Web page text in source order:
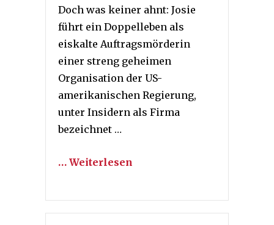
Doch was keiner ahnt: Josie
führt ein Doppelleben als
eiskalte Auftragsmörderin
einer streng geheimen
Organisation der US-
amerikanischen Regierung,
unter Insidern als Firma
bezeichnet …
… Weiterlesen